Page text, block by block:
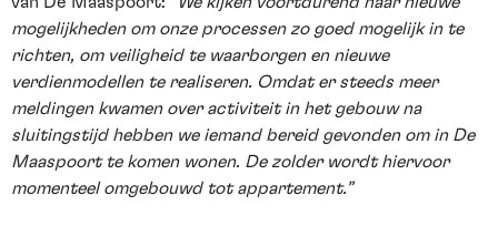
mogelijkheden om onze processen zo goed mogelijk in te
richten, om veiligheid te waarborgen en nieuwe
verdienmodellen te realiseren. Omdat er steeds meer
meldingen kwamen over activiteit in het gebouw na
sluitingstijd hebben we iemand bereid gevonden om in De
Maaspoort te komen wonen. De zolder wordt hiervoor
momenteel omgebouwd tot appartement.”